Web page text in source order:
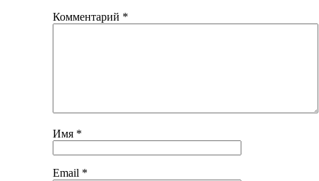
Комментарий *
Имя *
Email *